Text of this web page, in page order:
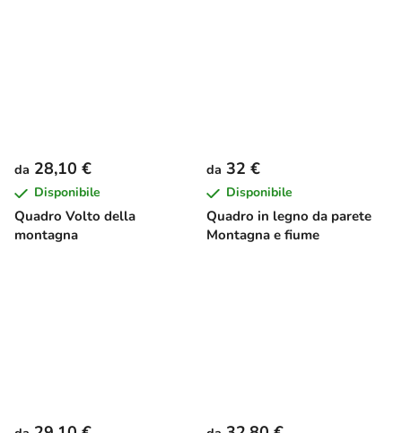
Quadro Volto della
montagna
da 28,10 €
Disponibile
Quadro in legno da parete
Montagna e fiume
da 32 €
Disponibile